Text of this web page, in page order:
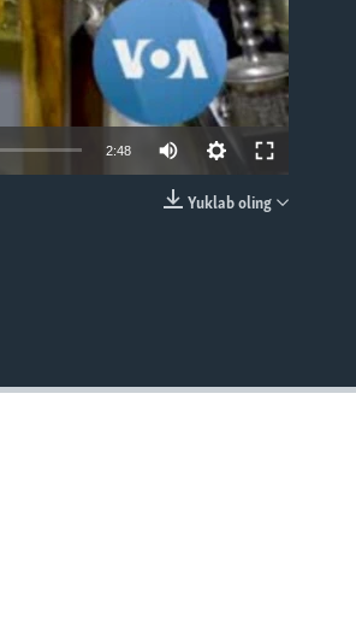
2:48
Yuklab oling